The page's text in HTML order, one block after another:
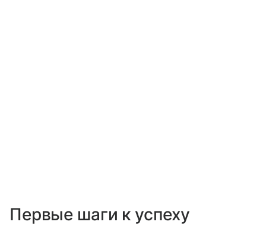
Первые шаги к успеху